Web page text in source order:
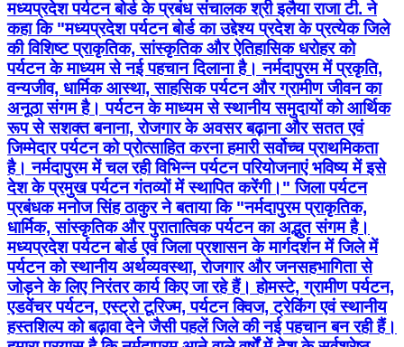
मध्यप्रदेश पर्यटन बोर्ड के प्रबंध संचालक श्री इलैया राजा टी. ने
कहा कि "मध्यप्रदेश पर्यटन बोर्ड का उद्देश्य प्रदेश के प्रत्येक जिले
की विशिष्ट प्राकृतिक, सांस्कृतिक और ऐतिहासिक धरोहर को
पर्यटन के माध्यम से नई पहचान दिलाना है। नर्मदापुरम में प्रकृति,
वन्यजीव, धार्मिक आस्था, साहसिक पर्यटन और ग्रामीण जीवन का
अनूठा संगम है। पर्यटन के माध्यम से स्थानीय समुदायों को आर्थिक
रूप से सशक्त बनाना, रोजगार के अवसर बढ़ाना और सतत एवं
जिम्मेदार पर्यटन को प्रोत्साहित करना हमारी सर्वोच्च प्राथमिकता
है। नर्मदापुरम में चल रही विभिन्न पर्यटन परियोजनाएं भविष्य में इसे
देश के प्रमुख पर्यटन गंतव्यों में स्थापित करेंगी।" जिला पर्यटन
प्रबंधक मनोज सिंह ठाकुर ने बताया कि "नर्मदापुरम प्राकृतिक,
धार्मिक, सांस्कृतिक और पुरातात्विक पर्यटन का अद्भुत संगम है।
मध्यप्रदेश पर्यटन बोर्ड एवं जिला प्रशासन के मार्गदर्शन में जिले में
पर्यटन को स्थानीय अर्थव्यवस्था, रोजगार और जनसहभागिता से
जोड़ने के लिए निरंतर कार्य किए जा रहे हैं। होमस्टे, ग्रामीण पर्यटन,
एडवेंचर पर्यटन, एस्ट्रो टूरिज्म, पर्यटन क्विज, ट्रेकिंग एवं स्थानीय
हस्तशिल्प को बढ़ावा देने जैसी पहलें जिले की नई पहचान बन रही हैं।